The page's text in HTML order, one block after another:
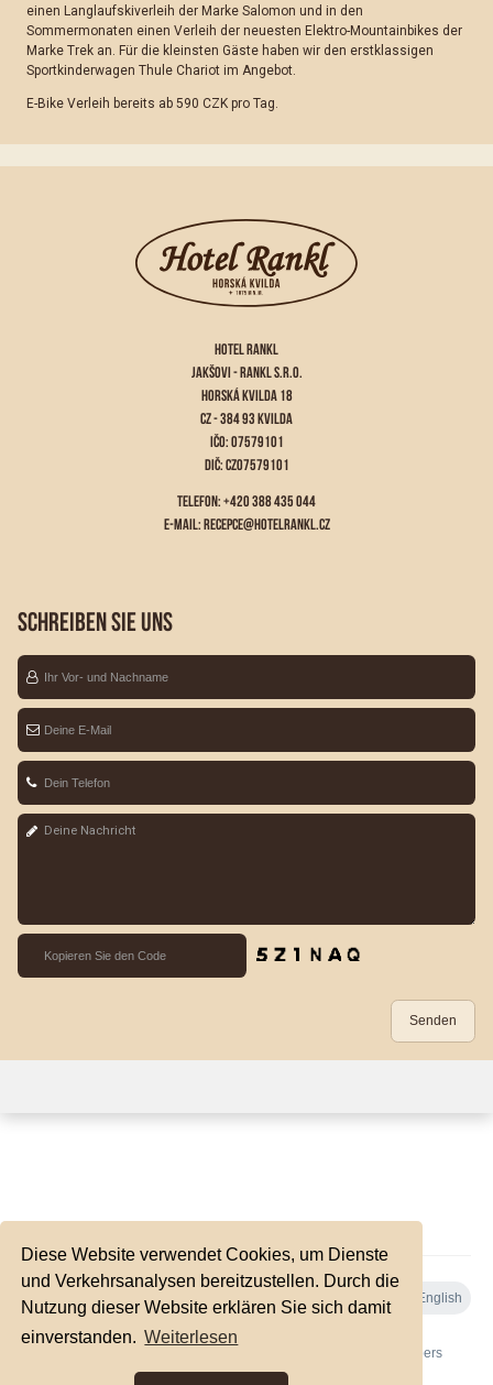
Diese Website verwendet Cookies, um Dienste
und Verkehrsanalysen bereitzustellen. Durch die
Nutzung dieser Website erklären Sie sich damit
einverstanden. Weiterlesen
einen Langlaufskiverleih der Marke Salomon und in den
Sommermonaten einen Verleih der neuesten Elektro-Mountainbikes der
Marke Trek an. Für die kleinsten Gäste haben wir den erstklassigen
Sportkinderwagen Thule Chariot im Angebot.
E-Bike Verleih bereits ab 590 CZK pro Tag.
HOTEL RANKL
JAKŠOVI - RANKL S.R.O.
HORSKÁ KVILDA 18
CZ - 384 93 KVILDA
IČO: 07579101
DIČ: CZ07579101
TELEFON: +420 388 435 044
E-MAIL:RECEPCE@HOTELRANKL.CZ
SCHREIBEN SIE UNS